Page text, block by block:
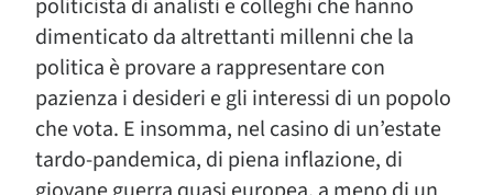
politicista di analisti e colleghi che hanno
dimenticato da altrettanti millenni che la
politica è provare a rappresentare con
pazienza i desideri e gli interessi di un popolo
che vota. E insomma, nel casino di un’estate
tardo-pandemica, di piena inflazione, di